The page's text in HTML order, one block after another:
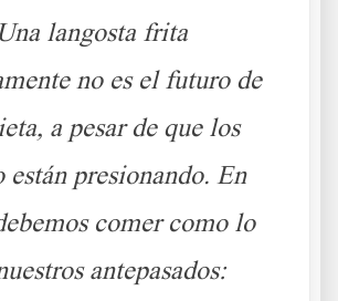
langosta frita
no es el futuro de
a pesar de que los
están presionando. En
comer como lo
antepasados: